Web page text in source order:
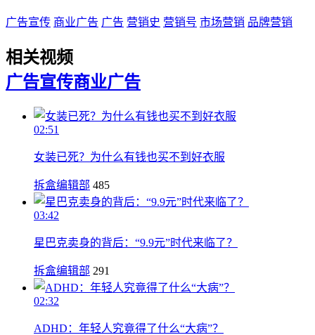
广告宣传 商业广告 广告 营销史 营销号 市场营销 品牌营销
相关视频
广告宣传商业广告
02:51
女装已死？为什么有钱也买不到好衣服
拆盒编辑部 485
03:42
星巴克卖身的背后：“9.9元”时代来临了？
拆盒编辑部 291
02:32
ADHD：年轻人究竟得了什么“大病”？